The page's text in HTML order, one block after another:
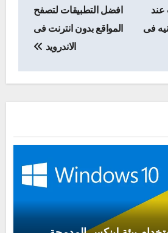
عند
فى
افضل التطبيقات لتصفح
المواقع بدون انترنت فى
الاندرويد